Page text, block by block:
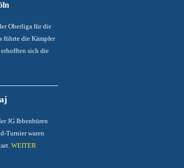
Oberliga für die
führte die Kämpfer
sich die
JG Ibbenbüren
Turnier waren
WEITER